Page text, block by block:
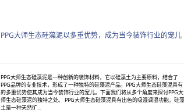
PPG大师生态硅藻泥以多重优势，成为当今装饰行业的宠儿
PPG大师生态硅藻泥是一种创新的装饰材料，它以硅藻土为主要原料，结合了
PPG品牌的专业技术，形成了一种独特的硅藻泥产品。PPG大师生态硅藻泥具有
的多重优势使其成为当今装饰行业的宠儿。下面我们将从多个角度来探讨PPG大
师生态硅藻泥的独特之处。 PPG大师生态硅藻泥具有出色的吸湿调湿功能。硅藻
土是一种天然矿...